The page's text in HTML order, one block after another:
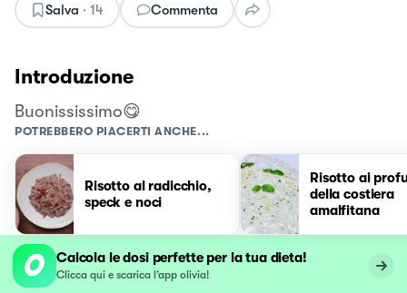
Salva · 14 Commenta
Introduzione
Buonississimo😋
POTREBBERO PIACERTI ANCHE...
Risotto al radicchio,
speck e noci
Risotto ai
della costiera
amalfitana
Calcola le dosi perfette per la tua dieta!
Clicca qui e scarica l’app olivia!